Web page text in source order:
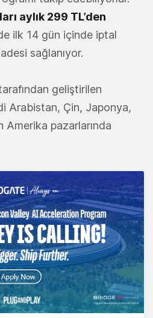
aylık 299 TL’den
ilk 14 gün içinde iptal
sağlanıyor.
geliştirilen
Arabistan, Çin, Japonya,
Amerika pazarlarında